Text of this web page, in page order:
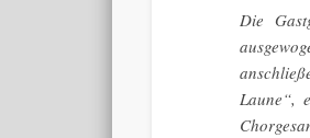
Die
Laune“,